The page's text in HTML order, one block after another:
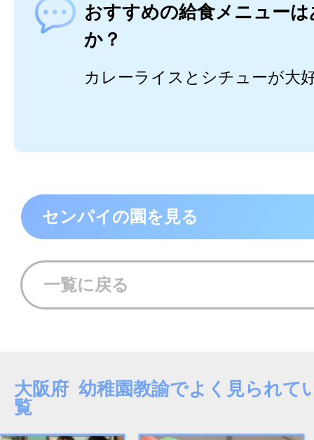
おすすめの給食メニュー
か？
カレーライスとシチューが大
センパイの園を見る
一覧に戻る
大阪府 幼稚園教諭でよく見られて
覧